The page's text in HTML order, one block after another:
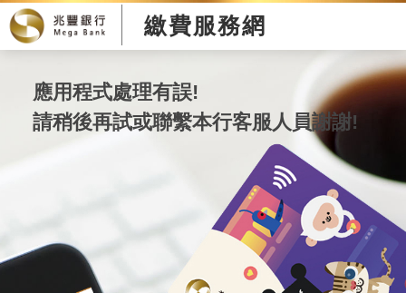
繳費服務網
應用程式處理有誤!
請稍後再試或聯繫本行客服人員謝謝!